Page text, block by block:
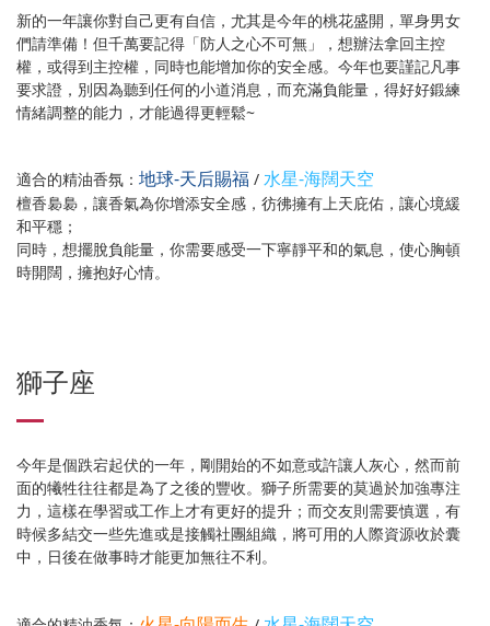
新的一年讓你對自己更有自信，尤其是今年的桃花盛開，單身男女
們請準備！但千萬要記得「防人之心不可無」，想辦法拿回主控
權，或得到主控權，同時也能增加你的安全感。今年也要謹記凡事
要求證，別因為聽到任何的小道消息，而充滿負能量，得好好鍛練
情緒調整的能力，才能過得更輕鬆~
適合的精油香氛： 地球-天后賜福 / 水星-海闊天空
檀香裊裊，讓香氣為你增添安全感，彷彿擁有上天庇佑，讓心境緩
和平穩；
同時，想擺脫負能量，你需要感受一下寧靜平和的氣息，使心胸頓
時開闊，擁抱好心情。
獅子座
今年是個跌宕起伏的一年，剛開始的不如意或許讓人灰心，然而前
面的犧牲往往都是為了之後的豐收。獅子所需要的莫過於加強專注
力，這樣在學習或工作上才有更好的提升；而交友則需要慎選，有
時候多結交一些先進或是接觸社團組織，將可用的人際資源收於囊
中，日後在做事時才能更加無往不利。